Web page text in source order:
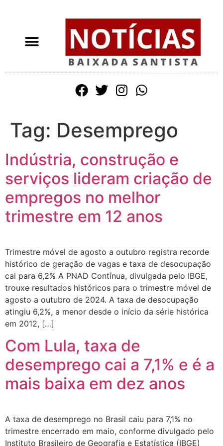
Tag: Desemprego
Indústria, construção e
serviços lideram criação de
empregos no melhor
trimestre em 12 anos
Trimestre móvel de agosto a outubro registra recorde
histórico de geração de vagas e taxa de desocupação
cai para 6,2% A PNAD Contínua, divulgada pelo IBGE,
trouxe resultados históricos para o trimestre móvel de
agosto a outubro de 2024. A taxa de desocupação
atingiu 6,2%, a menor desde o início da série histórica
em 2012, […]
Com Lula, taxa de
desemprego cai a 7,1% e é a
mais baixa em dez anos
A taxa de desemprego no Brasil caiu para 7,1% no
trimestre encerrado em maio, conforme divulgado pelo
Instituto Brasileiro de Geografia e Estatística (IBGE)